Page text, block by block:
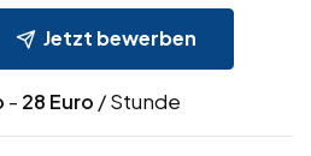
Jetzt bewerben
- 28 Euro / Stunde